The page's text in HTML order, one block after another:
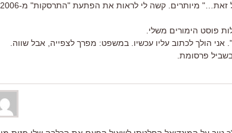
לטעמי כל הפלפולים של "אולי בכל זאת…" מיותרים. קשה לי לראות את הפתעת "התרסקות" מ-2006
פוסט הימורים משלי.
אני הולך לכתוב עליו עכשיו. במשפט: מפרך לצפייה, אבל שווה.
פרסומת.